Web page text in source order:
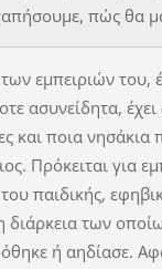
πώς θα
εμπειριών του,
ασυνείδητα,
και ποια νησάκια
Πρόκειται για
παιδικής,
διάρκεια των
ή αηδίασε.